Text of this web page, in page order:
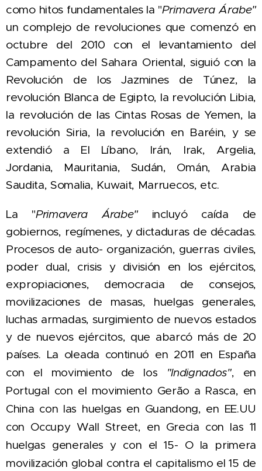
como hitos fundamentales la "Primavera Árabe"
un complejo de revoluciones que comenzó en
octubre del 2010 con el levantamiento del
Campamento del Sahara Oriental, siguió con la
Revolución de los Jazmines de Túnez, la
revolución Blanca de Egipto, la revolución Libia,
la revolución de las Cintas Rosas de Yemen, la
revolución Siria, la revolución en Baréin, y se
extendió a El Líbano, Irán, Irak, Argelia,
Jordania, Mauritania, Sudán, Omán, Arabia
Saudita, Somalia, Kuwait, Marruecos, etc.
La "Primavera Árabe"incluyó caída de
gobiernos, regímenes, y dictaduras de décadas.
Procesos de auto- organización, guerras civiles,
poder dual, crisis y división en los ejércitos,
expropiaciones, democracia de consejos,
movilizaciones de masas, huelgas generales,
luchas armadas, surgimiento de nuevos estados
y de nuevos ejércitos, que abarcó más de 20
países. La oleada continuó en 2011 en España
con el movimiento de los
"Indignados", en
Portugal con el movimiento Gerão a Rasca, en
China con las huelgas en Guandong, en EE.UU
con Occupy Wall Street, en Grecia con las 11
huelgas generales y con el 15- O la primera
movilización global contra el capitalismo el 15 de